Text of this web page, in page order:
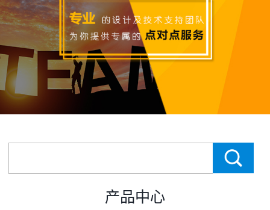
产品中心